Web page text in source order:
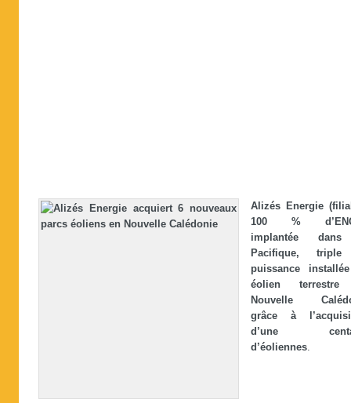
Alizés Energie
100 %
implantée
Pacifique,
puissance
éolien
Nouvelle
grâce à
d’une
d’éoliennes.